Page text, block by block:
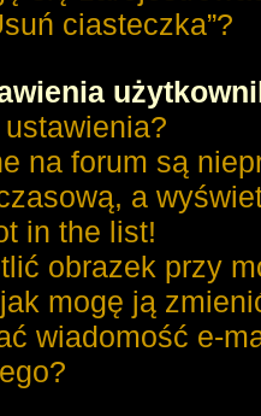
ciasteczka”?
na forum są
a
in the list!
obrazek przy
mogę ją
wiadomość e-